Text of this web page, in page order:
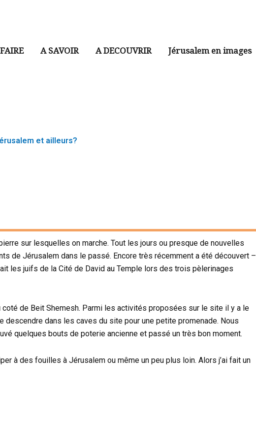
A SAVOIR A DECOUVRIR Jérusalem en images
et ailleurs?
sur lesquelles on marche. Tout les jours ou presque de nouvelles
de Jérusalem dans le passé. Encore très récemment a été découvert –
les juifs de la Cité de David au Temple lors des trois pèlerinages
de Beit Shemesh. Parmi les activités proposées sur le site il y a le
dans les caves du site pour une petite promenade. Nous
quelques bouts de poterie ancienne et passé un très bon moment.
à des fouilles à Jérusalem ou même un peu plus loin. Alors j’ai fait un